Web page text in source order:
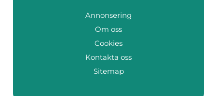
Annonsering
Om oss
Cookies
Kontakta oss
Sitemap